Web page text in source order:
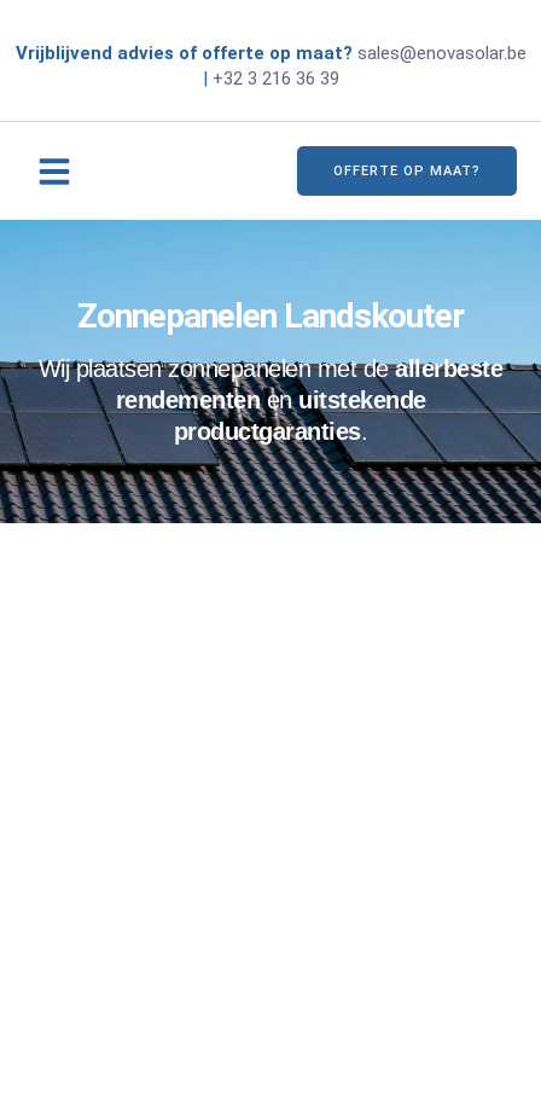
Vrijblijvend advies of offerte op maat? sales@enovasolar.be
| +32 3 216 36 39
OFFERTE OP MAAT?
Zonnepanelen Landskouter
Wij plaatsen zonnepanelen met deallerbeste
rendementenenuitstekende
productgaranties.